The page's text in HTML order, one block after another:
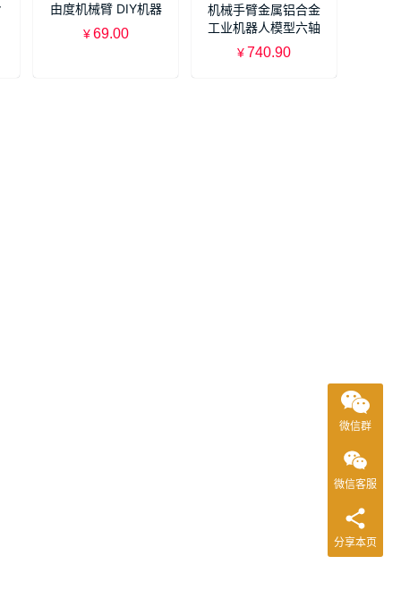
由度机械臂 DIY机器
人 拼装 3D打印产品
¥ 69.00
机械手臂金属铝合金
工业机器人模型六轴
机器人 for arduino带
¥740.90
微信群
微信客服
分享本页